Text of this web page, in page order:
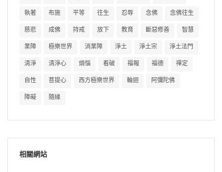
執著 布施 平等 往生 忍辱 念佛 念佛往生
慈悲 成佛 持戒 放下 教育 斷惡修善 智慧
業障 極樂世界 消業障 淨土 淨土宗 淨土法門
清淨 清淨心 煩惱 看破 福報 福德 禪定
自性 菩提心 西方極樂世界 輪迴 阿彌陀佛
障礙 隨緣
相關網站